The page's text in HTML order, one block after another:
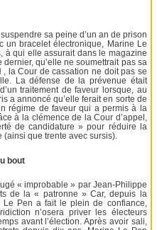
sa peine d’un an de prison
un bracelet électronique, Marine Le
à qui elle assurait dans le magazine
qu’elle ne soumettrait pas sa
la Cour de cassation ne doit pas se
La défense de la prévenue était
traitement de faveur lorsque, au
a annoncé qu’elle ferait en sorte de
régime de faveur qui a permis à la
à la clémence de la Cour d’appel,
de candidature » pour réduire la
(ainsi que trente avec sursis).
bout
« improbable » par Jean-Philippe
de la « patronne » Car, depuis la
Pen a fait le plein de confiance,
n’osera priver les électeurs
avant l’élection. Après avoir sali,